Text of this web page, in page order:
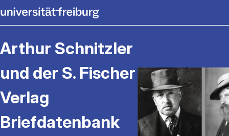
Arthur Schnitzler
und der S. Fischer
Verlag
Briefdatenbank